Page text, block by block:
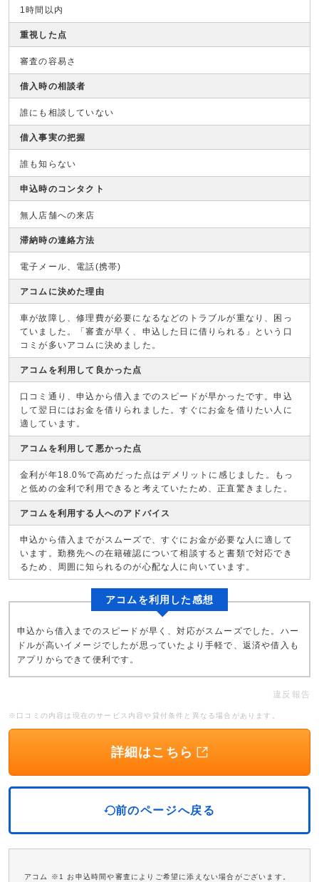
1時間以内
重視した点
審査の容易さ
借入時の相談者
誰にも相談していない
借入事実の把握
誰も知らない
申込時のコンタクト
無人店舗への来店
滞納時の連絡方法
電子メール、電話(携帯)
アコムに決めた理由
車が故障し、修理費が必要になるなどのトラブルが重なり、困っ
ていました。「審査が早く、申込した日に借りられる」という口
コミが多いアコムに決めました。
アコムを利用して良かった点
口コミ通り、申込から借入までのスピードが早かったです。申込
して翌日にはお金を借りられました。すぐにお金を借りたい人に
適しています。
アコムを利用して悪かった点
金利が年18.0%で高めだった点はデメリットに感じました。もっ
と低めの金利で利用できると考えていたため、正直驚きました。
アコムを利用する人へのアドバイス
申込から借入までがスムーズで、すぐにお金が必要な人に適して
います。勤務先への在籍確認について相談すると書類で対応でき
るため、周囲に知られるのが心配な人に向いています。
アコムを利用した感想
申込から借入までのスピードが早く、対応がスムーズでした。ハー
ドルが高いイメージでしたが思っていたより手軽で、返済や借入も
アプリからできて便利です。
違反報告
※口コミの内容は現在のサービス内容や貸付条件と異なる場合があります。
詳細はこちら
前のページへ戻る
アコム ※1 お申込時間や審査によりご希望に添えない場合がございます。